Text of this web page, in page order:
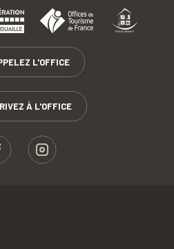
L'OFFICE
À L'OFFICE